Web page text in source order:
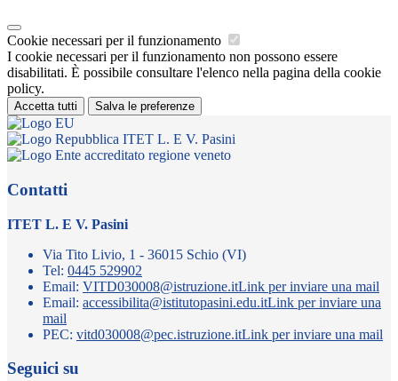
Cookie necessari per il funzionamento
I cookie necessari per il funzionamento non possono essere
disabilitati. È possibile consultare l'elenco nella pagina della cookie
policy.
Accetta tutti Salva le preferenze
ITET L. E V. Pasini
Contatti
ITET L. E V. Pasini
Via Tito Livio, 1 - 36015 Schio (VI)
Tel: 0445 529902
Email: VITD030008@istruzione.itLink per inviare una mail
Email: accessibilita@istitutopasini.edu.itLink per inviare una
mail
PEC: vitd030008@pec.istruzione.itLink per inviare una mail
Seguici su